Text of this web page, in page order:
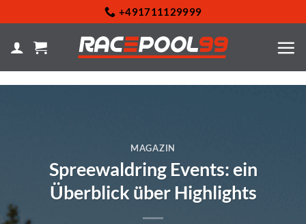
springen
+491711129999
MAGAZIN
Spreewaldring Events: ein
Überblick über Highlights